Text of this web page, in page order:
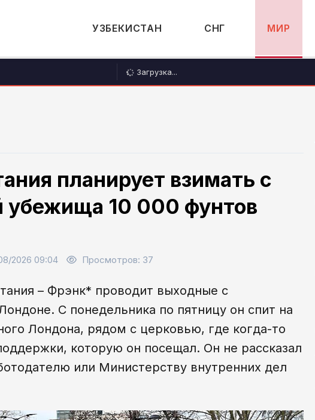
УЗБЕКИСТАН СНГ МИР
Загрузка...
планирует взимать с
убежища 10 000 фунтов
2026 09:04 Просмотров: 37
– Фрэнк* проводит выходные с
С понедельника по пятницу он спит на
Лондона, рядом с церковью, где когда-то
которую он посещал. Он не рассказал
или Министерству внутренних дел